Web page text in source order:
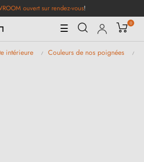
ouvert sur rendez-vous!
Basculer
la
navigation
☰ 0
intérieure Couleurs de nos poignées